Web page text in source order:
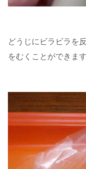
どうじにビラビラを
をむくことができます